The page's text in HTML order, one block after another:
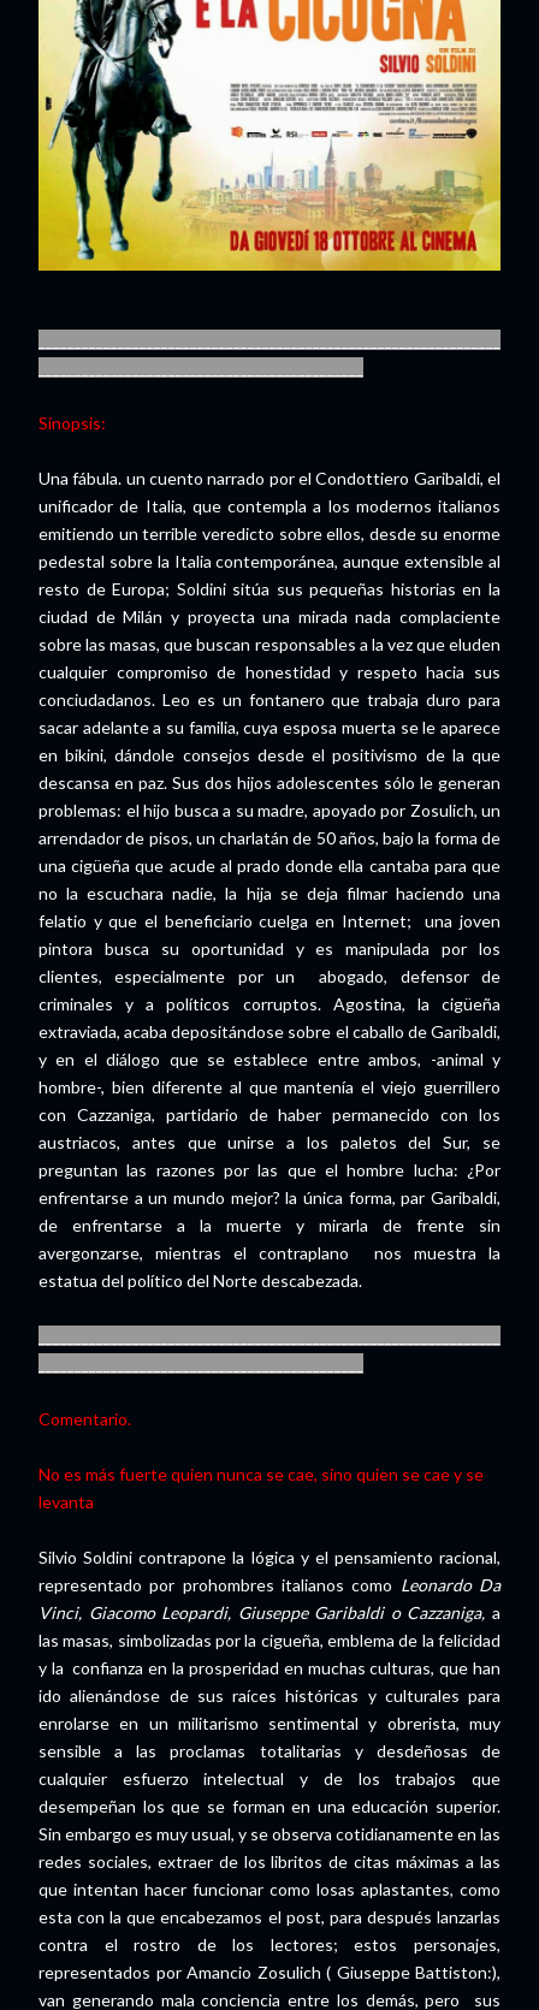
Sinopsis:
Una fábula. un cuento narrado por el Condottiero Garibaldi, el
unificador de Italia, que contempla a los modernos italianos
emitiendo un terrible veredicto sobre ellos, desde su enorme
pedestal sobre la Italia contemporánea, aunque extensible al
resto de Europa; Soldini sitúa sus pequeñas historias en la
ciudad de Milán y proyecta una mirada nada complaciente
sobre las masas, que buscan responsables a la vez que eluden
cualquier compromiso de honestidad y respeto hacia sus
conciudadanos. Leo es un fontanero que trabaja duro para
sacar adelante a su familia, cuya esposa muerta se le aparece
en bikini, dándole consejos desde el positivismo de la que
descansa en paz. Sus dos hijos adolescentes sólo le generan
problemas: el hijo busca a su madre, apoyado por Zosulich, un
arrendador de pisos, un charlatán de 50 años, bajo la forma de
una cigüeña que acude al prado donde ella cantaba para que
no la escuchara nadie, la hija se deja filmar haciendo una
felatio y que el beneficiario cuelga en Internet; una joven
pintora busca su oportunidad y es manipulada por los
clientes, especialmente por un abogado, defensor de
criminales y a políticos corruptos. Agostina, la cigüeña
extraviada, acaba depositándose sobre el caballo de Garibaldi,
y en el diálogo que se establece entre ambos, -animal y
hombre-, bien diferente al que mantenía el viejo guerrillero
con Cazzaniga, partidario de haber permanecido con los
austriacos, antes que unirse a los paletos del Sur, se
preguntan las razones por las que el hombre lucha: ¿Por
enfrentarse a un mundo mejor? la única forma, par Garibaldi,
de enfrentarse a la muerte y mirarla de frente sin
avergonzarse, mientras el contraplano nos muestra la
estatua del político del Norte descabezada.
Comentario.
No es más fuerte quien nunca se cae, sino quien se cae y se
levanta
Silvio Soldini contrapone la lógica y el pensamiento racional,
representado por prohombres italianos como Leonardo Da
Vinci, Giacomo Leopardi, Giuseppe Garibaldi o Cazzaniga, a
las masas, simbolizadas por la cigueña, emblema de la felicidad
y la confianza en la prosperidad en muchas culturas, que han
ido alienándose de sus raíces históricas y culturales para
enrolarse en un militarismo sentimental y obrerista, muy
sensible a las proclamas totalitarias y desdeñosas de
cualquier esfuerzo intelectual y de los trabajos que
desempeñan los que se forman en una educación superior.
Sin embargo es muy usual, y se observa cotidianamente en las
redes sociales, extraer de los libritos de citas máximas a las
que intentan hacer funcionar como losas aplastantes, como
esta con la que encabezamos el post, para después lanzarlas
contra el rostro de los lectores; estos personajes,
representados por Amancio Zosulich ( Giuseppe Battiston:),
van generando mala conciencia entre los demás, pero sus